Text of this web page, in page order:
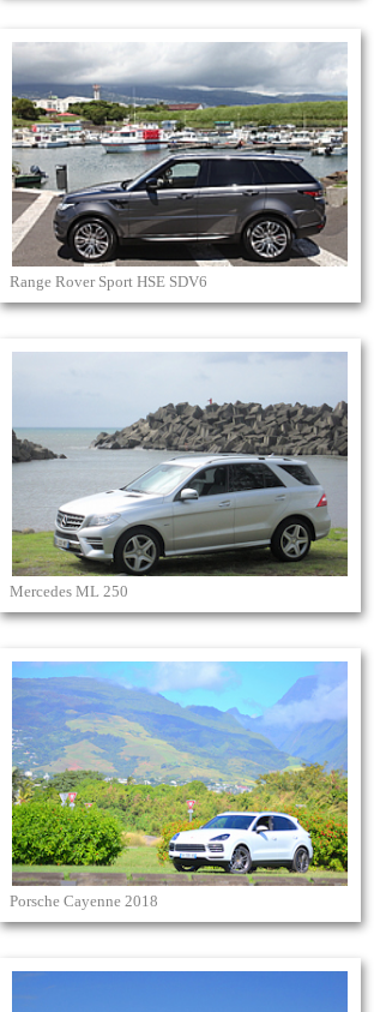
Range Rover Sport HSE SDV6
Mercedes ML 250
Porsche Cayenne 2018